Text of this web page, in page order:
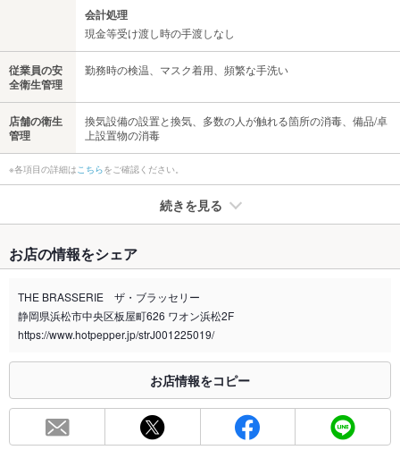
会計処理
現金等受け渡し時の手渡しなし
従業員の安
全衛生管理
勤務時の検温、マスク着用、頻繁な手洗い
店舗の衛生
管理
換気設備の設置と換気、多数の人が触れる箇所の消毒、備品/卓
上設置物の消毒
※各項目の詳細はこちらをご確認ください。
続きを見る
禁煙・喫煙
全席禁煙
了承下さい。
喫煙専用室 なし
お席
総席数
28席(新型コロナウイルスの影響を受け、お席の間隔を広めにし
お店の情報をシェア
THE BRASSERIE ザ・ブラッセリー
静岡県浜松市中央区板屋町626 ワオン浜松2F
https://www.hotpepper.jp/strJ001225019/
お店情報をコピー